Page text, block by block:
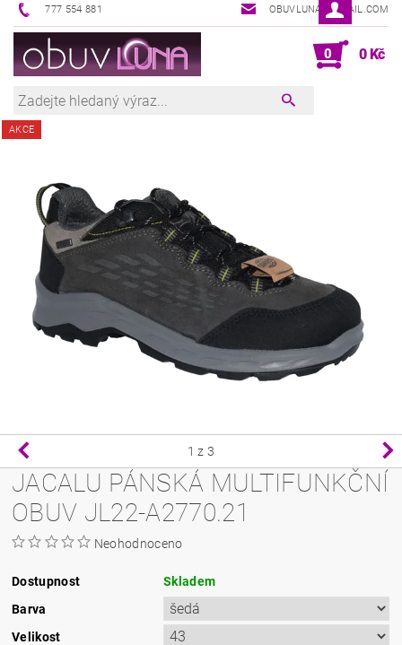
777 554 881 OBUVLUNA@GMAIL.COM
0 0 Kč
AKCE
1 z 3
JACALU PÁNSKÁ MULTIFUNKČNÍ
OBUV JL22-A2770.21
Neohodnoceno
Dostupnost
Skladem
Barva
Velikost